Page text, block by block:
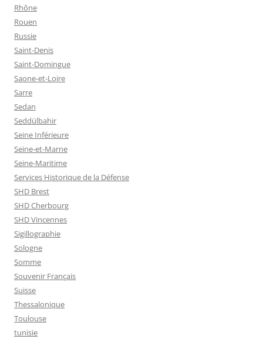
Rhône
Rouen
Russie
Saint-Denis
Saint-Domingue
Saone-et-Loire
Sarre
Sedan
Seddülbahir
Seine Inférieure
Seine-et-Marne
Seine-Maritime
Services Historique de la Défense
SHD Brest
SHD Cherbourg
SHD Vincennes
Sigillographie
Sologne
Somme
Souvenir Français
Suisse
Thessalonique
Toulouse
tunisie